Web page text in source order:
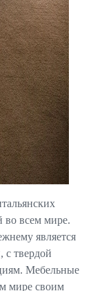
во всем мире.
является
твердой
Мебельные
мире своим